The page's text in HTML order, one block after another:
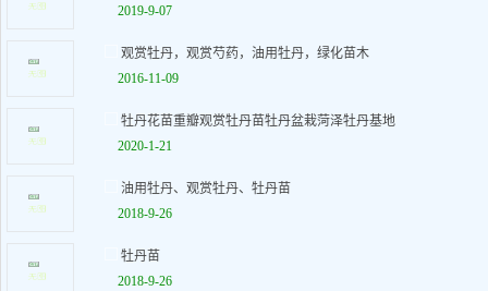
2019-9-07
观赏牡丹，观赏芍药，油用牡丹，绿化苗木
2016-11-09
牡丹花苗重瓣观赏牡丹苗牡丹盆栽菏泽牡丹基地
2020-1-21
油用牡丹、观赏牡丹、牡丹苗
2018-9-26
牡丹苗
2018-9-26